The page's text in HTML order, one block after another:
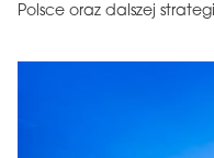
Polsce oraz dalszej